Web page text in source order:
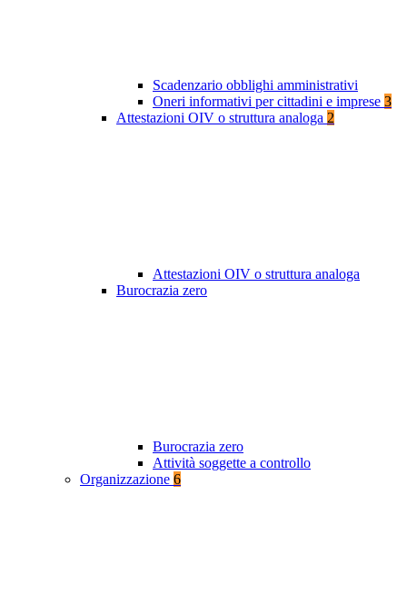
Scadenzario obblighi amministrativi
Oneri informativi per cittadini e imprese 3
Attestazioni OIV o struttura analoga 2
Attestazioni OIV o struttura analoga
Burocrazia zero
Burocrazia zero
Attività soggette a controllo
Organizzazione 6